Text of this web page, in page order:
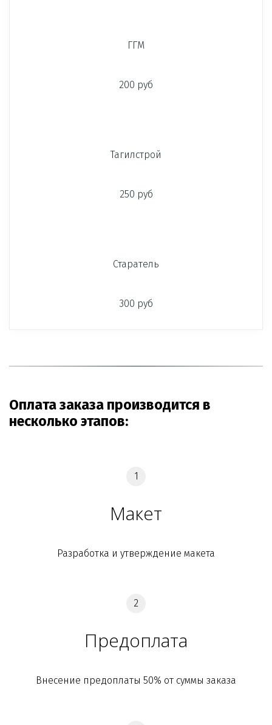
ГГМ
200 руб
Тагилстрой
250 руб
Старатель
300 руб
Оплата заказа производится в
несколько этапов:
Макет
Разработка и утверждение макета
Предоплата
Внесение предоплаты 50% от суммы заказа